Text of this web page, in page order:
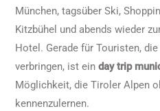
München, tagsüber Ski,
Kitzbühel und abends wieder
Hotel. Gerade für Touristen,
verbringen, ist ein day trip
Möglichkeit, die Tiroler Alpen
kennenzulernen.